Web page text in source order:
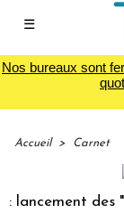
☰
Nos bureaux sont
Accueil > Carnet
des